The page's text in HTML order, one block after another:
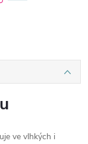
ve vlhkých i